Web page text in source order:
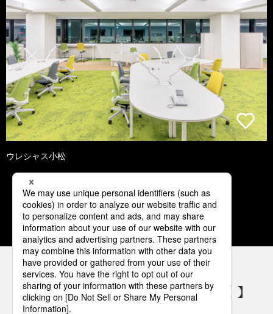
ウレシャス小松
1 2 3 4 5
パナソニックの電気設備 SNSアカウント